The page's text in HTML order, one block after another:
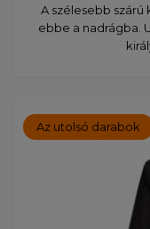
A szélesebb
ebbe a nadrágba.
Az utolsó darabok